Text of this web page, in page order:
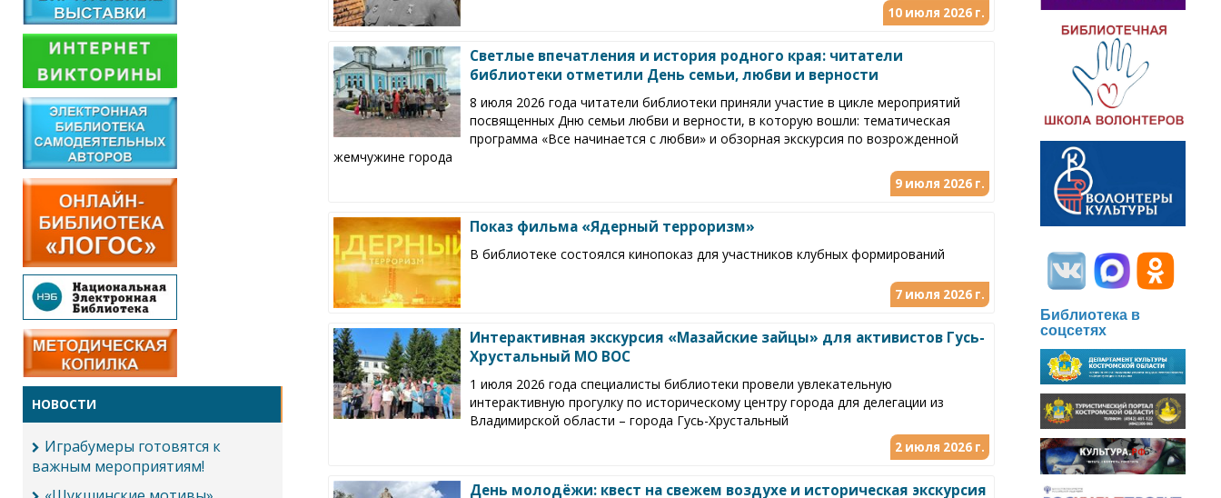
НОВОСТИ
Играбумеры готовятся к
важным мероприятиям!
10 июля 2026 г.
Светлые впечатления и история родного края: читатели
библиотеки отметили День семьи, любви и верности
8 июля 2026 года читатели библиотеки приняли участие в цикле мероприятий
посвященных Дню семьи любви и верности, в которую вошли: тематическая
программа «Все начинается с любви» и обзорная экскурсия по возрожденной
жемчужине города
9 июля 2026 г.
Показ фильма «Ядерный терроризм»
В библиотеке состоялся кинопоказ для участников клубных формирований
7 июля 2026 г.
Интерактивная экскурсия «Мазайские зайцы» для активистов Гусь-
Хрустальный МО ВОС
1 июля 2026 года специалисты библиотеки провели увлекательную
интерактивную прогулку по историческому центру города для делегации из
Владимирской области – города Гусь-Хрустальный
2 июля 2026 г.
День молодёжи: квест на свежем воздухе и историческая экскурсия
Библиотека в
соцсетях